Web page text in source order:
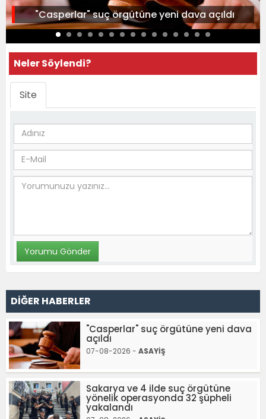
"Casperlar" suç örgütüne yeni dava açıldı
Neler Söylendi?
Site
DİĞER HABERLER
"Casperlar" suç örgütüne yeni dava
açıldı
07-08-2026 - ASAYİŞ
Sakarya ve 4 ilde suç örgütüne
yönelik operasyonda 32 şüpheli
yakalandı